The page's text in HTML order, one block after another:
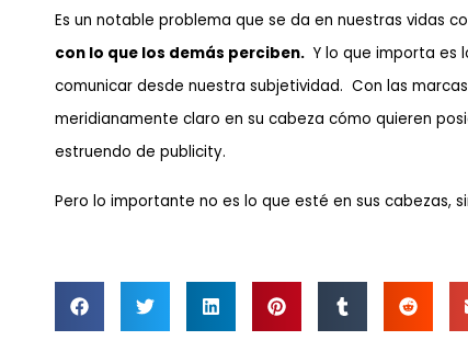
Es un notable problema que se da en nuestras vidas
con lo que los demás perciben. Y lo que importa es
comunicar desde nuestra subjetividad. Con las
meridianamente claro en su cabeza cómo quieren
estruendo de publicity.
Pero lo importante no es lo que esté en sus cabezas,